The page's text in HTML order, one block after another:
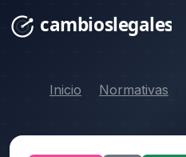
Inicio Normativas